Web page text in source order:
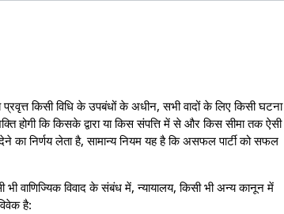
किसी विधि के उपबंधों के अधीन, सभी वादों के लिए किसी घटना
होगी कि किसके द्वारा या किस संपत्ति में से और किस सीमा तक ऐसी
निर्णय लेता है, सामान्य नियम यह है कि असफल पार्टी को सफल
वाणिज्यिक विवाद के संबंध में, न्यायालय, किसी भी अन्य कानून में
है: